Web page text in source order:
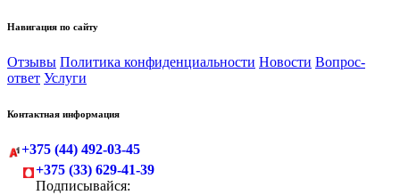
Навигация по сайту
Отзывы Политика конфиденциальности Новости Вопрос-
ответ Услуги
Контактная информация
+375 (44) 492-03-45
+375 (33) 629-41-39
Подписывайся: